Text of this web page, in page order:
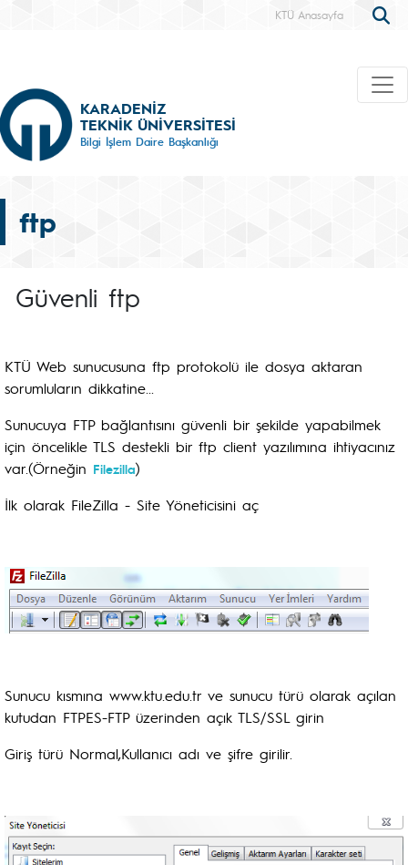
KTÜ Anasayfa
KARADENİZ
TEKNİK ÜNİVERSİTESİ
Bilgi İşlem Daire Başkanlığı
ftp
Güvenli ftp
KTÜ Web sunucusuna ftp protokolü ile dosya aktaran
sorumluların dikkatine...
Sunucuya FTP bağlantısını güvenli bir şekilde yapabilmek
için öncelikle TLS destekli bir ftp client yazılımına ihtiyacınız
var.(Örneğin Filezilla)
İlk olarak FileZilla - Site Yöneticisini aç
Sunucu kısmına www.ktu.edu.tr ve sunucu türü olarak açılan
kutudan FTPES-FTP üzerinden açık TLS/SSL girin
Giriş türü Normal,Kullanıcı adı ve şifre girilir.